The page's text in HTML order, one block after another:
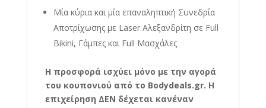
Μία κύρια και μία επαναληπτική Συνεδρία
Αποτρίχωσης με Laser Αλεξανδρίτη σε Full
Bikini, Γάμπες και Full Μασχάλες
Η προσφορά ισχύει μόνο με την αγορά
του κουπονιού από το Bodydeals.gr. Η
επιχείρηση ΔΕΝ δέχεται κανέναν